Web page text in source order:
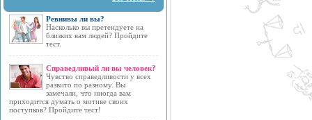
Ревнивы ли вы?
Насколько вы претендуете на
близких вам людей? Пройдите
тест.
Справедливый ли вы человек?
Чувство справедливости у всех
развито по разному. Вы
замечали, что иногда вам
приходится думать о мотиве своих
поступков? Пройдите тест!